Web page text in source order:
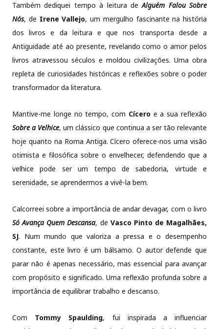
Também dediquei tempo à leitura deAlguém Falou Sobre
Nós, de Irene Vallejo, um mergulho fascinante na história
dos livros e da leitura e que nos transporta desde a
Antiguidade até ao presente, revelando como o amor pelos
livros atravessou séculos e moldou civilizações. Uma obra
repleta de curiosidades históricas e reflexões sobre o poder
transformador da literatura.
Mantive-me longe no tempo, com Cíceroe a sua reflexão
Sobre a Velhice, um clássico que continua a ser tão relevante
hoje quanto na Roma Antiga. Cícero oferece-nos uma visão
otimista e filosófica sobre o envelhecer, defendendo que a
velhice pode ser um tempo de sabedoria, virtude e
serenidade, se aprendermos a vivê-la bem.
Calcorreei sobre a importância de andar devagar, com o livro
Só Avança Quem Descansa, de Vasco Pinto de Magalhães,
SJ. Num mundo que valoriza a pressa e o desempenho
constante, este livro é um bálsamo. O autor defende que
parar não é apenas necessário, mas essencial para avançar
com propósito e significado. Uma reflexão profunda sobre a
importância de equilibrar trabalho e descanso.
Com Tommy Spaulding, fui inspirada a influenciar